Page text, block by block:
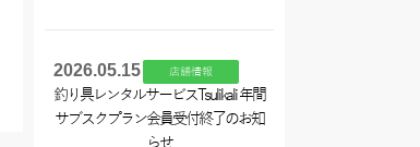
2026.05.15 店舗情報
釣り具レンタルサービスTsulikali 年間
サブスクプラン会員受付終了のお知
らせ